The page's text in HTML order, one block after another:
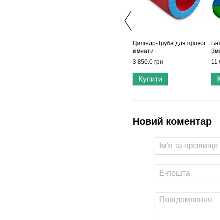
Циліндр-Труба для ігрової
кімнати
3 850.0 грн
Купити
11
Новий коментар